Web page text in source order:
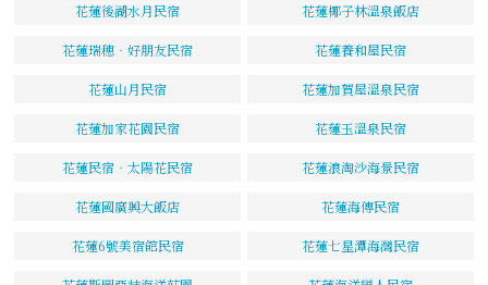
花蓮後湖水月民宿 花蓮椰子林溫泉飯店
花蓮瑞穗‧好朋友民宿 花蓮養和屋民宿
花蓮山月民宿 花蓮加賀屋溫泉民宿
花蓮加家花園民宿 花蓮玉溫泉民宿
花蓮民宿‧太陽花民宿 花蓮浪淘沙海景民宿
花蓮國廣興大飯店 花蓮海傳民宿
花蓮6號美宿館民宿 花蓮七星潭海灣民宿